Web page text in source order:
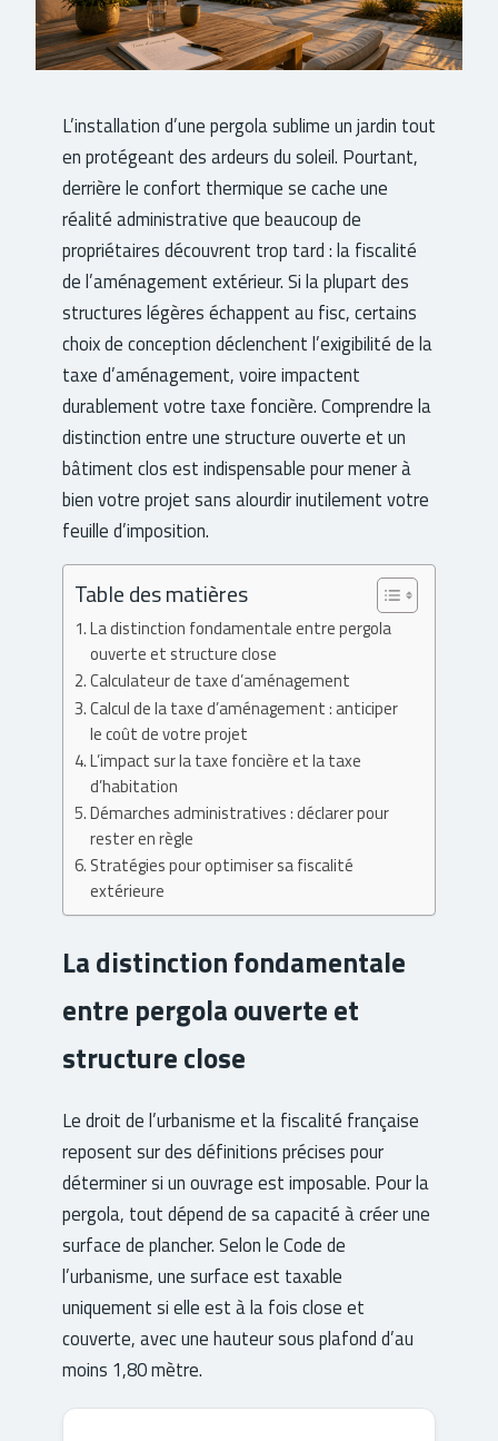
L’installation d’une pergola sublime un jardin tout
en protégeant des ardeurs du soleil. Pourtant,
derrière le confort thermique se cache une
réalité administrative que beaucoup de
propriétaires découvrent trop tard : la fiscalité
de l’aménagement extérieur. Si la plupart des
structures légères échappent au fisc, certains
choix de conception déclenchent l’exigibilité de la
taxe d’aménagement, voire impactent
durablement votre taxe foncière. Comprendre la
distinction entre une structure ouverte et un
bâtiment clos est indispensable pour mener à
bien votre projet sans alourdir inutilement votre
feuille d’imposition.
Table des matières
La distinction fondamentale entre pergola
ouverte et structure close
Calculateur de taxe d’aménagement
Calcul de la taxe d’aménagement : anticiper
le coût de votre projet
L’impact sur la taxe foncière et la taxe
d’habitation
Démarches administratives : déclarer pour
rester en règle
Stratégies pour optimiser sa fiscalité
extérieure
La distinction fondamentale
entre pergola ouverte et
structure close
Le droit de l’urbanisme et la fiscalité française
reposent sur des définitions précises pour
déterminer si un ouvrage est imposable. Pour la
pergola, tout dépend de sa capacité à créer une
surface de plancher. Selon le Code de
l’urbanisme, une surface est taxable
uniquement si elle est à la fois close et
couverte, avec une hauteur sous plafond d’au
moins 1,80 mètre.